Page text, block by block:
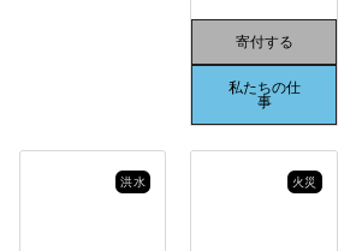
寄付する
私たちの仕
事
洪水 火災